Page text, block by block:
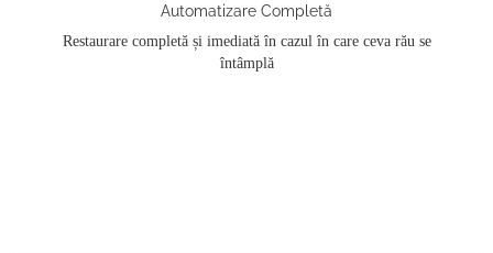
Automatizare Completă
Restaurare completă și imediată în cazul în care ceva rău se
întâmplă